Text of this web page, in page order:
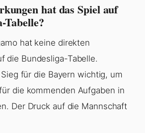
hat das Spiel auf
Tabelle?
hat keine direkten
die Bundesliga-Tabelle.
für die Bayern wichtig, um
die kommenden Aufgaben in
Der Druck auf die Mannschaft